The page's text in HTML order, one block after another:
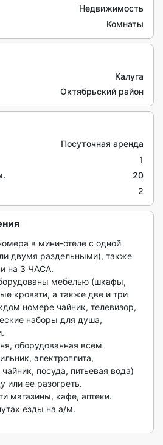
Недвижимость
Комнаты
Калуга
Октябрьский район
Посуточная аренда
1
20
2
двумя раздельными), также
на 3 ЧАСА.
мебелью (шкафы,
кровати, а также две и три
номере чайник, телевизор,
наборы для душа,
оборудованная всем
электроплита,
посуда, питьевая вода)
или ее разогреть.
магазины, кафе, аптеки.
езды на а/м.